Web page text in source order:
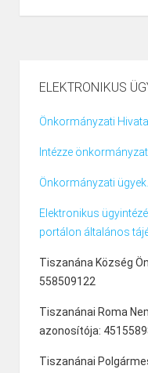
ELEKTRONIKUS
Önkormányzati
Intézze
Önkormányzati
Elektronikus
portálon általános
Tiszanána Község
558509122
Tiszanánai Roma
azonosítója:
Tiszanánai